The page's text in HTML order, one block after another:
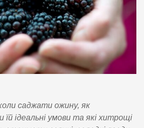
саджати ожину, як
їй ідеальні умови та які хитрощі